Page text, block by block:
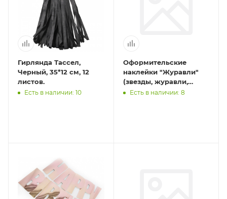
Гирлянда Тассел,
Черный, 35*12 см, 12
листов.
Есть в наличии: 10
Оформительские
наклейки "Журавли"
(звезды, журавли,
вечный огонь)
Есть в наличии: 8